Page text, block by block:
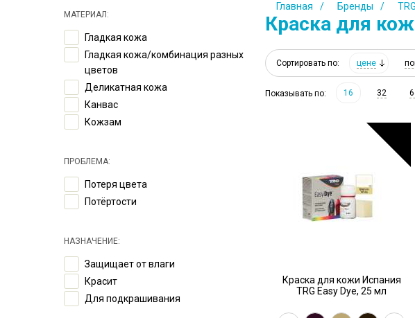
МАТЕРИАЛ:
Гладкая кожа
Гладкая кожа/комбинация разных
цветов
Деликатная кожа
Канвас
Кожзам
ПРОБЛЕМА:
Потеря цвета
Потёртости
НАЗНАЧЕНИЕ:
Защищает от влаги
Красит
Для подкрашивания
Главная Бренды
Краска для
Сортировать по: цене
Показывать по: 16 32
Краска для кожи Испания
TRG Easy Dye, 25 мл